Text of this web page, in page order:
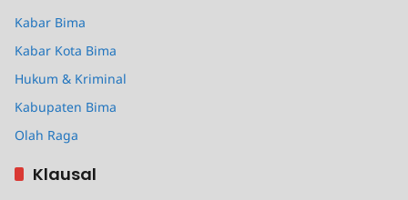
Kabar Bima
Kabar Kota Bima
Hukum & Kriminal
Kabupaten Bima
Olah Raga
Klausal